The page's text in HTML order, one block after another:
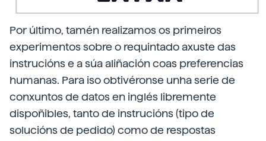
Por último, tamén realizamos os primeiros
experimentos sobre o requintado axuste das
instrucións e a súa aliñación coas preferencias
humanas. Para iso obtivéronse unha serie de
conxuntos de datos en inglés libremente
dispoñibles, tanto de instrucións (tipo de
solucións de pedido) como de respostas